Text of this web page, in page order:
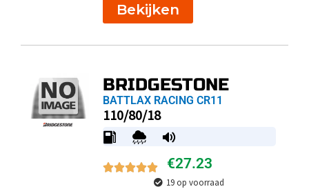
Bekijken
BRIDGESTONE
BATTLAX RACING CR11
110/80/18
€27.23
19 op voorraad